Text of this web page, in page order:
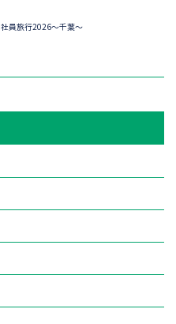
社員旅行2026～千葉～